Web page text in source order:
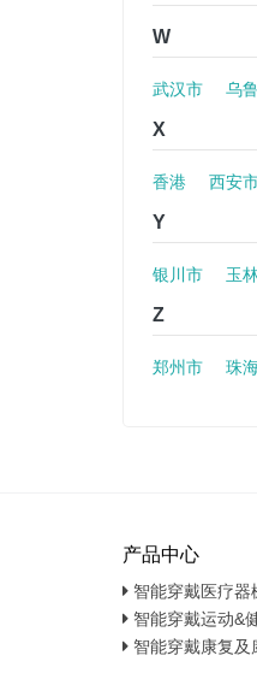
W
武汉市 乌
X
香港 西安
Y
银川市 玉
Z
郑州市 珠
产品中心
智能穿戴医疗器
智能穿戴运动&
智能穿戴康复及